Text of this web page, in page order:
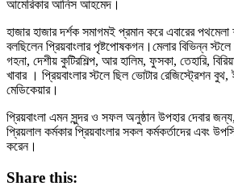
আমেরিকার আনিস আহমেদ।
হাজার হাজার দর্শক সমাগমই প্রমান করে এবারের
বলছিলেন প্রিয়বাংলার পৃষ্টপোষকগন।মেলার বিভিন্ন স্টলে
গহনা, দেশীয় কুটিরশিল্প, আর হালিম, ফুসকা, তেহারি,
খাবার । প্রিয়বাংলার স্টলে ছিল ভোটার রেজিস্ট্রেশন
মেডিকেয়ার।
প্রিয়বাংলা এমন সুন্দর ও সফল অনুষ্ঠান উপহার দেবার
প্রিয়লাল কর্মকার প্রিয়বাংলার সকল কর্মকর্তাদের এবং
করেন।
Share this: